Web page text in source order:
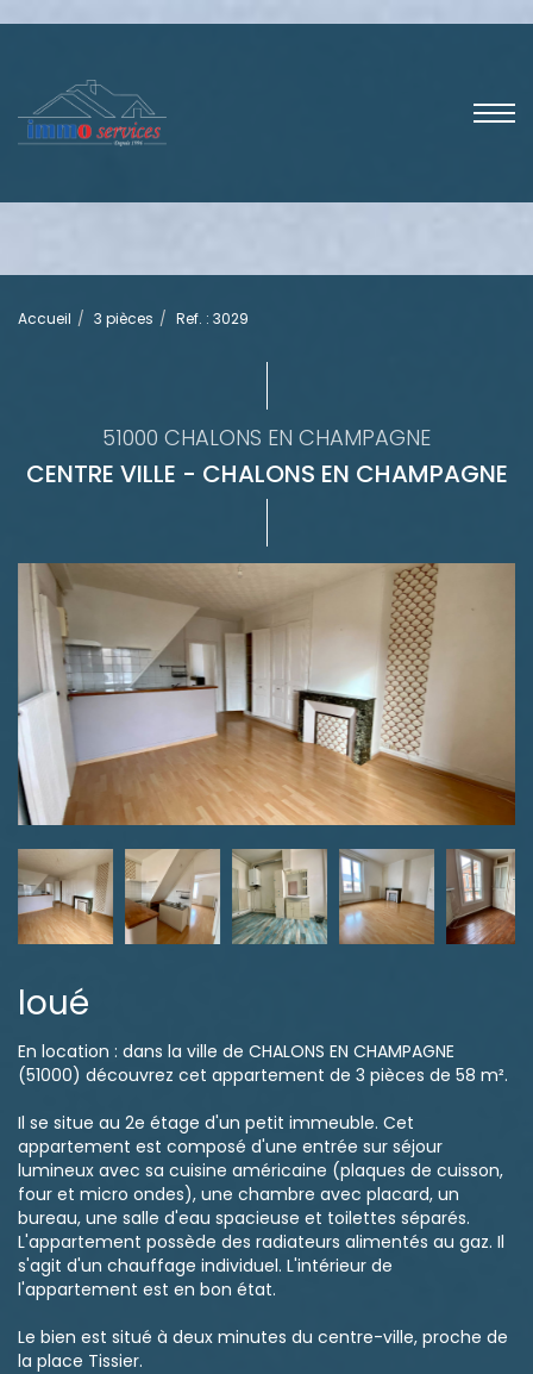
Accueil 3 pièces Ref. : 3029
51000 CHALONS EN CHAMPAGNE
CENTRE VILLE - CHALONS EN CHAMPAGNE
loué
En location : dans la ville de CHALONS EN CHAMPAGNE
(51000) découvrez cet appartement de 3 pièces de 58 m².
Il se situe au 2e étage d'un petit immeuble. Cet
appartement est composé d'une entrée sur séjour
lumineux avec sa cuisine américaine (plaques de cuisson,
four et micro ondes), une chambre avec placard, un
bureau, une salle d'eau spacieuse et toilettes séparés.
L'appartement possède des radiateurs alimentés au gaz. Il
s'agit d'un chauffage individuel. L'intérieur de
l'appartement est en bon état.
Le bien est situé à deux minutes du centre-ville, proche de
la place Tissier.